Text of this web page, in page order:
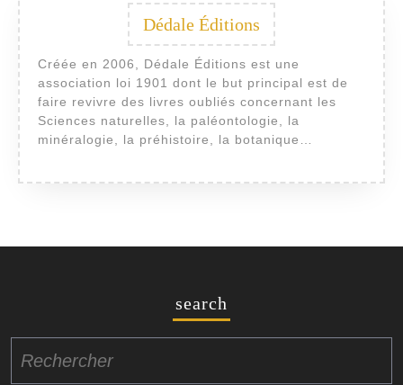
Dédale Éditions
Créée en 2006, Dédale Éditions est une
association loi 1901 dont le but principal est de
faire revivre des livres oubliés concernant les
Sciences naturelles, la paléontologie, la
minéralogie, la préhistoire, la botanique…
search
for: